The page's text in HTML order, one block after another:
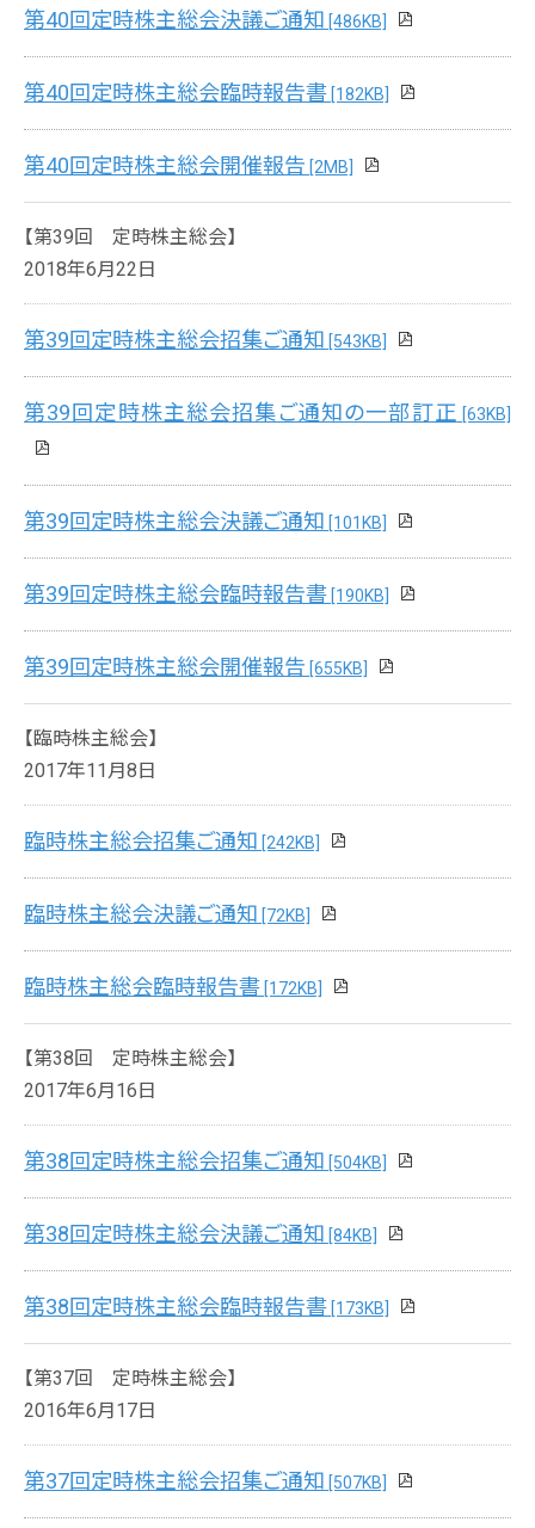
第40回定時株主総会決議ご通知 [486KB]
第40回定時株主総会臨時報告書 [182KB]
第40回定時株主総会開催報告 [2MB]
【第39回 定時株主総会】
2018年6月22日
第39回定時株主総会招集ご通知 [543KB]
第39回定時株主総会招集ご通知の一部訂正 [63KB]
第39回定時株主総会決議ご通知 [101KB]
第39回定時株主総会臨時報告書 [190KB]
第39回定時株主総会開催報告 [655KB]
【臨時株主総会】
2017年11月8日
臨時株主総会招集ご通知 [242KB]
臨時株主総会決議ご通知 [72KB]
臨時株主総会臨時報告書 [172KB]
【第38回 定時株主総会】
2017年6月16日
第38回定時株主総会招集ご通知 [504KB]
第38回定時株主総会決議ご通知 [84KB]
第38回定時株主総会臨時報告書 [173KB]
【第37回 定時株主総会】
2016年6月17日
第37回定時株主総会招集ご通知 [507KB]